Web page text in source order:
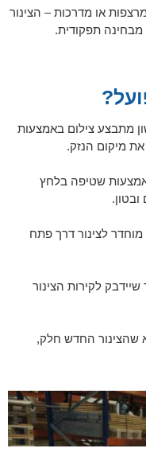
או מדרכות – הצינור
מבחינה תפקודית.
מתבצע צילום באמצעות
מיקום הנזק.
שטיפה בלחץ
מוחדר לצינור דרך פתח
לקירות הצינור
שהצינור החדש חלק,